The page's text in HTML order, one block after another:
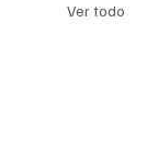
Ver todo